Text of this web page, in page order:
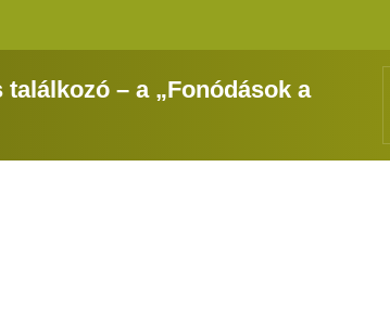
– a „Fonódások a